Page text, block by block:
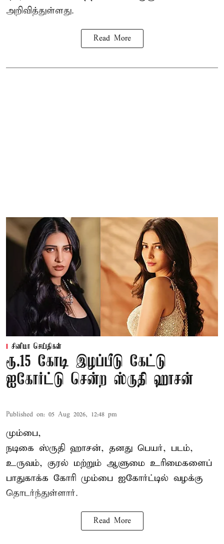
அறிவித்துள்ளது.
Read More
சினிமா செய்திகள்
ரூ.15 கோடி இழப்பீடு கேட்டு
ஐகோர்ட்டு சென்ற ஸ்ருதி ஹாசன்
Published on: 05 Aug 2026, 12:48 pm
மும்பை,
நடிகை ஸ்ருதி ஹாசன், தனது பெயர், படம்,
உருவம், குரல் மற்றும் ஆளுமை உரிமைகளைப்
பாதுகாக்க கோரி மும்பை ஐகோர்ட்டில் வழக்கு
தொடர்ந்துள்ளார்.
Read More